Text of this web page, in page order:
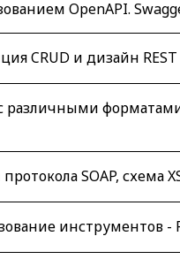
OpenAPI.
CRUD и дизайн REST
различными
SOAP, схема
инструментов -